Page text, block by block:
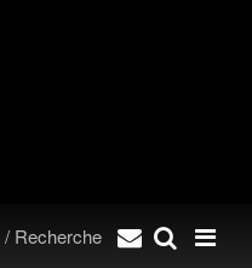
/ Recherche